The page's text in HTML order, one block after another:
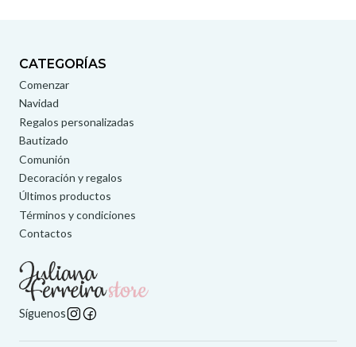
CATEGORÍAS
Comenzar
Navidad
Regalos personalizadas
Bautizado
Comunión
Decoración y regalos
Últimos productos
Términos y condiciones
Contactos
Síguenos